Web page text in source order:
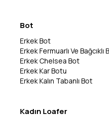
Bot
Erkek Bot
Erkek Fermuarlı Ve Bağcıklı
Erkek Chelsea Bot
Erkek Kar Botu
Erkek Kalın Tabanlı Bot
Kadın Loafer